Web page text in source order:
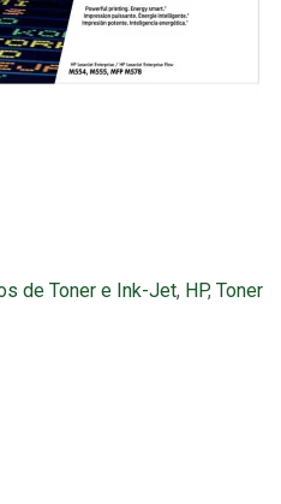
de Toner e Ink-Jet, HP, Toner